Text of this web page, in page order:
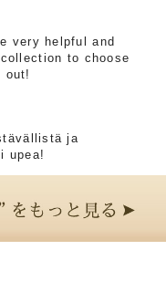
very helpful and
to choose
out!
ja
upea!